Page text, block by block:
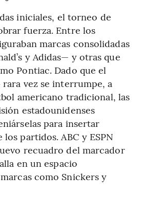
iniciales, el torneo de
fuerza. Entre los
marcas consolidadas
y Adidas— y otras que
Pontiac. Dado que el
vez se interrumpe, a
americano tradicional, las
estadounidenses
para insertar
partidos. ABC y ESPN
recuadro del marcador
en un espacio
como Snickers y